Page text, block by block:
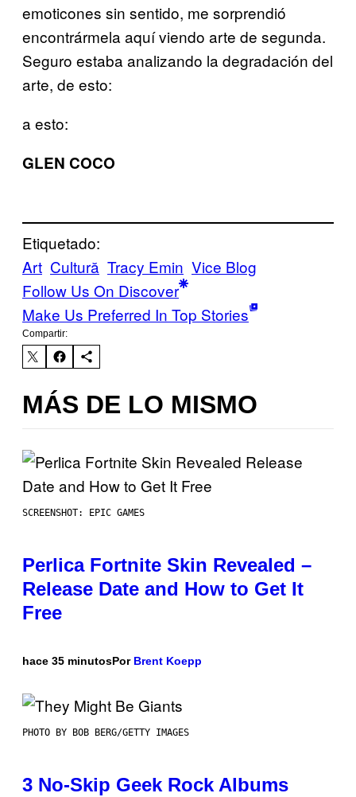
emoticones sin sentido, me sorprendió
encontrármela aquí viendo arte de segunda.
Seguro estaba analizando la degradación del
arte, de esto:
a esto:
GLEN COCO
Etiquetado:
Art Cultură Tracy Emin Vice Blog
Follow Us On Discover
Make Us Preferred In Top Stories
Compartir:
MÁS DE LO MISMO
SCREENSHOT: EPIC GAMES
Perlica Fortnite Skin Revealed –
Release Date and How to Get It
Free
hace 35 minutosPor Brent Koepp
PHOTO BY BOB BERG/GETTY IMAGES
3 No-Skip Geek Rock Albums